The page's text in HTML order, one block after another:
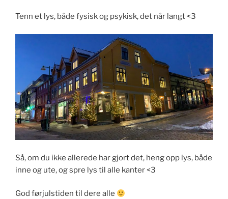
Tenn et lys, både fysisk og psykisk, det når langt <3
Så, om du ikke allerede har gjort det, heng opp lys, både
inne og ute, og spre lys til alle kanter <3
God førjulstiden til dere alle